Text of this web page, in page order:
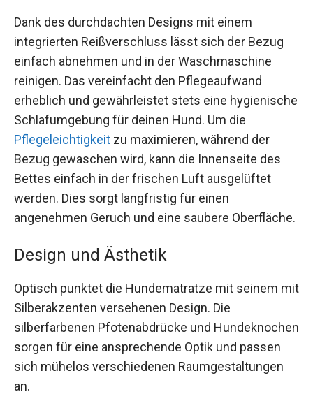
Dank des durchdachten Designs mit einem
integrierten Reißverschluss lässt sich der Bezug
einfach abnehmen und in der Waschmaschine
reinigen. Das vereinfacht den Pflegeaufwand
erheblich und gewährleistet stets eine hygienische
Schlafumgebung für deinen Hund. Um die
Pflegeleichtigkeit zu maximieren, während der
Bezug gewaschen wird, kann die Innenseite des
Bettes einfach in der frischen Luft ausgelüftet
werden. Dies sorgt langfristig für einen
angenehmen Geruch und eine saubere Oberfläche.
Design und Ästhetik
Optisch punktet die Hundematratze mit seinem mit
Silberakzenten versehenen Design. Die
silberfarbenen Pfotenabdrücke und Hundeknochen
sorgen für eine ansprechende Optik und passen
sich mühelos verschiedenen Raumgestaltungen
an.